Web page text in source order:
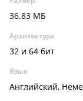
36.83 МБ
Архитектура
32 и 64 бит
Язык
Английский,